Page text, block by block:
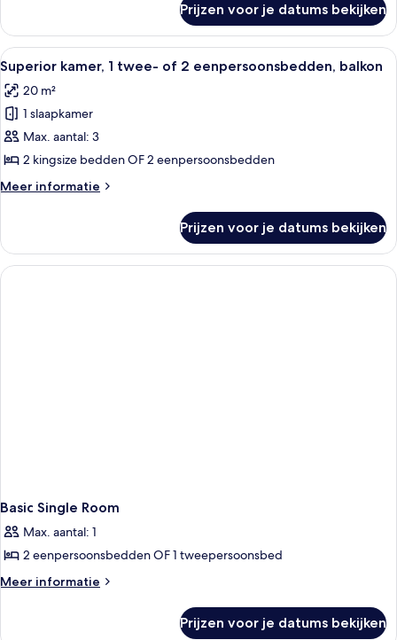
laden
driepersoonskamer,
balkon,
uitzicht
zee
Prijzen voor je datums bekijken
Alle
foto's
voor
Superior
kamer,
1
twee-
of
eenpersoonsbedden,
balkon
laden
Hotelkamer met een groot bed, een
5
Superior kamer, 1 twee- of 2 eenpersoonsbedden, balkon
20 m²
1 slaapkamer
Max. aantal: 3
2 kingsize bedden OF 2 eenpersoonsbedden
Meer informatie
Meer
kamer,
twee-
Prijzen voor je datums bekijken
Basic Single Room
Max. aantal: 1
2 eenpersoonsbedden OF 1 tweepersoonsbed
Meer informatie
Meer
Prijzen voor je datums bekijken